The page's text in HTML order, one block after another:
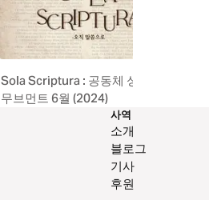
Sola Scriptura : 공동체 성경 읽기
무브먼트 6월 (2024)
사역
소개
블로그
기사
후원